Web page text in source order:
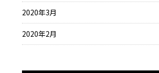
2020年3月
2020年2月